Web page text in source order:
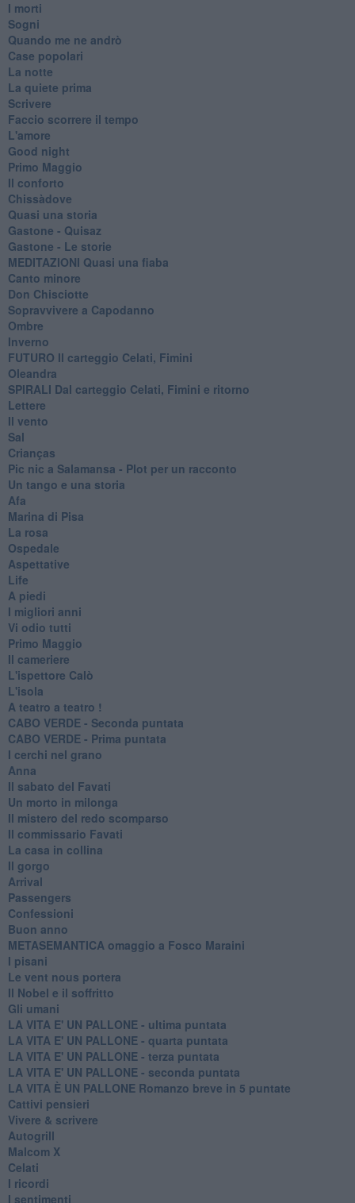
I morti
Sogni
Quando me ne andrò
Case popolari
La notte
La quiete prima
Scrivere
Faccio scorrere il tempo
L'amore
Good night
Primo Maggio
Il conforto
Chissàdove
Quasi una storia
Gastone - Quisaz
Gastone - Le storie
MEDITAZIONI Quasi una fiaba
Canto minore
Don Chisciotte
Sopravvivere a Capodanno
Ombre
Inverno
FUTURO Il carteggio Celati, Fimini
Oleandra
SPIRALI Dal carteggio Celati, Fimini e ritorno
Lettere
Il vento
Sal
Crianças
Pic nic a Salamansa - Plot per un racconto
Un tango e una storia
Afa
Marina di Pisa
La rosa
Ospedale
Aspettative
Life
A piedi
I migliori anni
Vi odio tutti
Primo Maggio
Il cameriere
L'ispettore Calò
L'isola
A teatro a teatro !
CABO VERDE - Seconda puntata
CABO VERDE - Prima puntata
I cerchi nel grano
Anna
Il sabato del Favati
Un morto in milonga
Il mistero del redo scomparso
Il commissario Favati
La casa in collina
Il gorgo
Arrival
Passengers
Confessioni
Buon anno
METASEMANTICA omaggio a Fosco Maraini
I pisani
Le vent nous portera
Il Nobel e il soffritto
Gli umani
LA VITA E' UN PALLONE - ultima puntata
LA VITA E' UN PALLONE - quarta puntata
LA VITA E' UN PALLONE - terza puntata
LA VITA E' UN PALLONE - seconda puntata
LA VITA È UN PALLONE Romanzo breve in 5 puntate
Cattivi pensieri
Vivere & scrivere
Autogrill
Malcom X
Celati
I ricordi
I sentimenti